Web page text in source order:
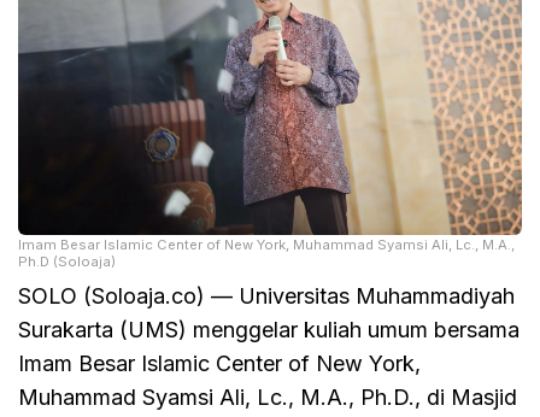
Imam Besar Islamic Center of New York, Muhammad Syamsi Ali, Lc., M.A.,
Ph.D (Soloaja)
SOLO (Soloaja.co) — Universitas Muhammadiyah
Surakarta (UMS) menggelar kuliah umum bersama
Imam Besar Islamic Center of New York,
Muhammad Syamsi Ali, Lc., M.A., Ph.D., di Masjid